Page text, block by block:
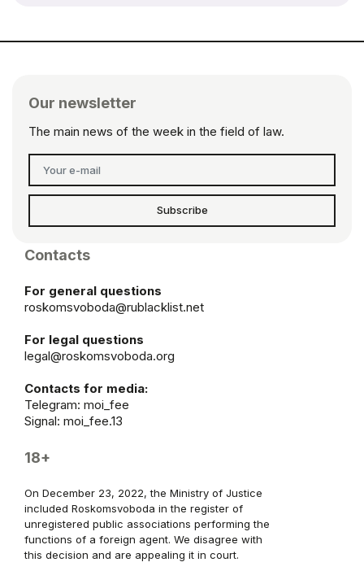
Our newsletter
The main news of the week in the field of law.
Subscribe
Contacts
For general questions
roskomsvoboda@rublacklist.net
For legal questions
legal@roskomsvoboda.org
Contacts for media:
Telegram: moi_fee
Signal: moi_fee.13
18+
On December 23, 2022, the Ministry of Justice
included Roskomsvoboda in the register of
unregistered public associations performing the
functions of a foreign agent. We disagree with
this decision and are appealing it in court.